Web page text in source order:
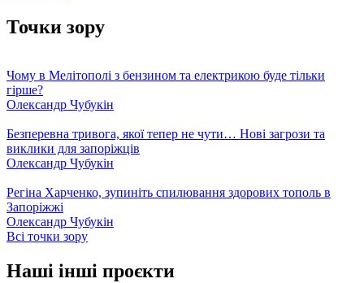
Точки зору
Чому в Мелітополі з бензином та електрикою буде тільки
гірше?
Олександр Чубукін
Безперевна тривога, якої тепер не чути… Нові загрози та
виклики для запоріжців
Олександр Чубукін
Регіна Харченко, зупиніть спилювання здорових тополь в
Запоріжжі
Олександр Чубукін
Всі точки зору
Наші інші проєкти